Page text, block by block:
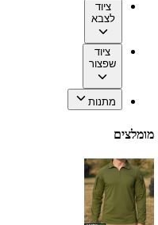
ציוד
לצבא
ציוד
שפצור
מתנות
מומלצים